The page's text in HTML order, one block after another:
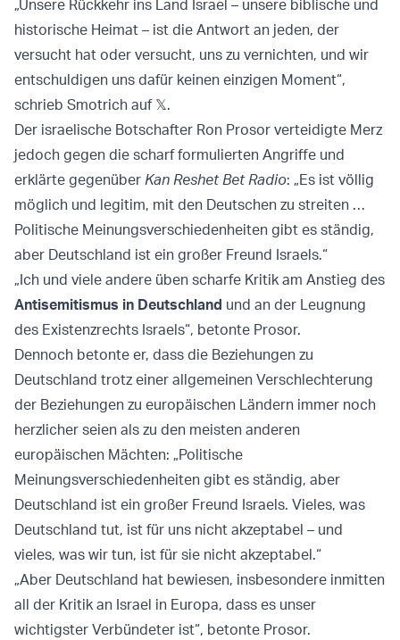
„Unsere Rückkehr ins Land Israel – unsere biblische und
historische Heimat – ist die Antwort an jeden, der
versucht hat oder versucht, uns zu vernichten, und wir
entschuldigen uns dafür keinen einzigen Moment“,
schrieb Smotrich auf 𝕏.
Der israelische Botschafter Ron Prosor verteidigte Merz
jedoch gegen die scharf formulierten Angriffe und
erklärte gegenüber Kan Reshet Bet Radio: „Es ist völlig
möglich und legitim, mit den Deutschen zu streiten …
Politische Meinungsverschiedenheiten gibt es ständig,
aber Deutschland ist ein großer Freund Israels.“
„Ich und viele andere üben scharfe Kritik am Anstieg des
Antisemitismus in Deutschland und an der Leugnung
des Existenzrechts Israels“, betonte Prosor.
Dennoch betonte er, dass die Beziehungen zu
Deutschland trotz einer allgemeinen Verschlechterung
der Beziehungen zu europäischen Ländern immer noch
herzlicher seien als zu den meisten anderen
europäischen Mächten: „Politische
Meinungsverschiedenheiten gibt es ständig, aber
Deutschland ist ein großer Freund Israels. Vieles, was
Deutschland tut, ist für uns nicht akzeptabel – und
vieles, was wir tun, ist für sie nicht akzeptabel.“
„Aber Deutschland hat bewiesen, insbesondere inmitten
all der Kritik an Israel in Europa, dass es unser
wichtigster Verbündeter ist“, betonte Prosor.